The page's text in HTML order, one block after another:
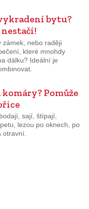
bytu?
zámek, nebo raději
které mnohdy
dálku? Ideální je
Pomůže
sají, štípají,
lezou po oknech, po